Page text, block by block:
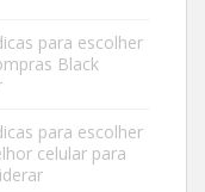
para escolher
Black
para escolher
celular para